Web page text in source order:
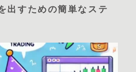
出すための簡単なステ